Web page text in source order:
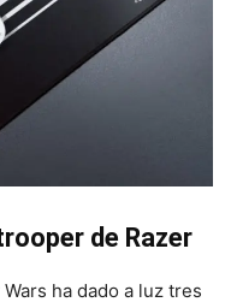
de Razer
ha dado a luz tres